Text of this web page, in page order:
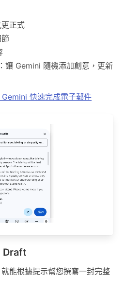
正式
讓 Gemini 隨機添加創意，更新
快速完成電子郵件
Draft
能根據提示幫您撰寫一封完整